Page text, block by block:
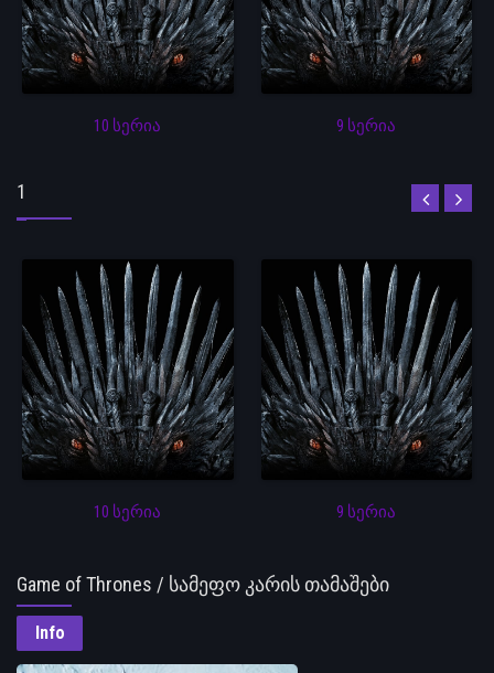
10 სერია 9 სერია
1
10 სერია 9 სერია
Game of Thrones / სამეფო კარის თამაშები
Info